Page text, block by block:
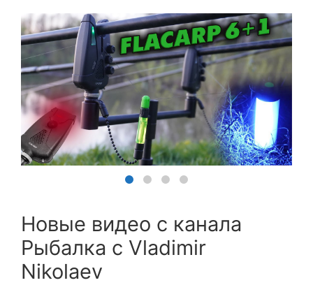
Новые видео с канала
Рыбалка с Vladimir
Nikolaev